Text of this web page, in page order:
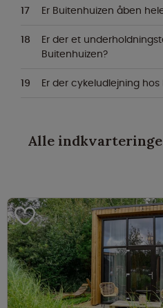
Er Buitenhuizen åben
Er der et
Buitenhuizen?
Er der cykeludlejning
Alle